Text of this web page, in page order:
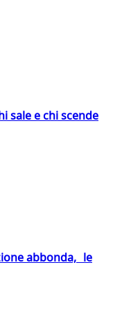
sale e chi scende
abbonda, le